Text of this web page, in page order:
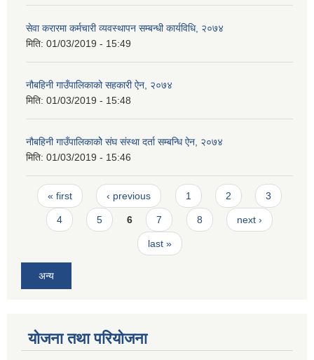
सेवा करारमा कर्मचारी व्यवस्थापन सम्बन्धी कार्यविधि, २०७४
मिति: 01/03/2019 - 15:49
नौबहिनी गाउँपालिकाको सहकारी ऐन, २०७४
मिति: 01/03/2019 - 15:48
नौबहिनी गाउँपालिकाकोे संघ संस्था दर्ता सम्बन्धि ऐन, २०७४
मिति: 01/03/2019 - 15:46
Pages
« first ‹ previous 1 2 3
4 5 6 7 8 next ›
last »
अन्य
योजना तथा परियोजना